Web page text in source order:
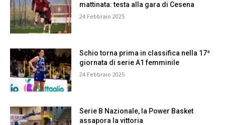
mattinata: testa alla gara di Cesena
24 Febbraio 2025
Schio torna prima in classifica nella 17ª
giornata di serie A1 femminile
24 Febbraio 2025
Serie B Nazionale, la Power Basket
assapora la vittoria